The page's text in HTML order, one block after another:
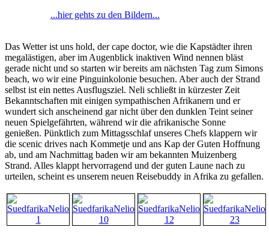
...hier gehts zu den Bildern...
Das Wetter ist uns hold, der cape doctor, wie die Kapstädter ihren
megalästigen, aber im Augenblick inaktiven Wind nennen bläst
gerade nicht und so starten wir bereits am nächsten Tag zum Simons
beach, wo wir eine Pinguinkolonie besuchen. Aber auch der Strand
selbst ist ein nettes Ausflugsziel. Neli schließt in kürzester Zeit
Bekanntschaften mit einigen sympathischen Afrikanern und er
wundert sich anscheinend gar nicht über den dunklen Teint seiner
neuen Spielgefährten, während wir die afrikanische Sonne
genießen. Pünktlich zum Mittagsschlaf unseres Chefs klappern wir
die scenic drives nach Kommetje und ans Kap der Guten Hoffnung
ab, und am Nachmittag baden wir am bekannten Muizenberg
Strand. Alles klappt hervorragend und der guten Laune nach zu
urteilen, scheint es unserem neuen Reisebuddy in Afrika zu gefallen.